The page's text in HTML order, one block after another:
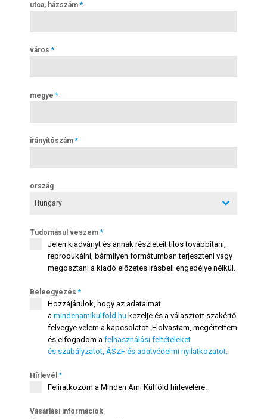
utca, házszám *
város *
megye *
irányítószám *
ország
Hungary
Tudomásul veszem *
Jelen kiadványt és annak részleteit tilos továbbítani,
reprodukálni, bármilyen formátumban terjeszteni vagy
megosztani a kiadó előzetes írásbeli engedélye nélkül.
Beleegyezés *
Hozzájárulok, hogy az adataimat
a mindenamikulfold.hu kezelje és a választott szakértő
felvegye velem a kapcsolatot. Elolvastam, megértettem
és elfogadom a felhasználási feltételeket
és szabályzatot, ÁSZF és adatvédelmi nyilatkozatot.
Hírlevél *
Feliratkozom a Minden Ami Külföld hírlevelére.
Vásárlási információk